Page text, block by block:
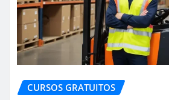
CURSOS GRATUITOS